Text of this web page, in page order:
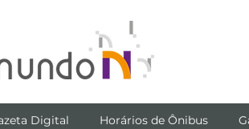
Digital Horários de Ônibus